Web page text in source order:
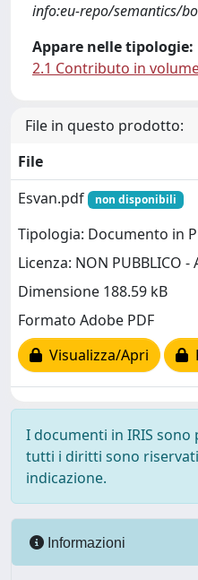
info:eu-repo/semantics/
Appare nelle tipologie:
2.1 Contributo in
File in questo prodotto:
File
Esvan.pdf
non disponibili
Tipologia: Documento in
Licenza: NON PUBBLICO
Dimensione 188.59 kB
Formato Adobe PDF
Visualizza/Apri
I documenti in IRIS
tutti i diritti sono
indicazione.
Informazioni